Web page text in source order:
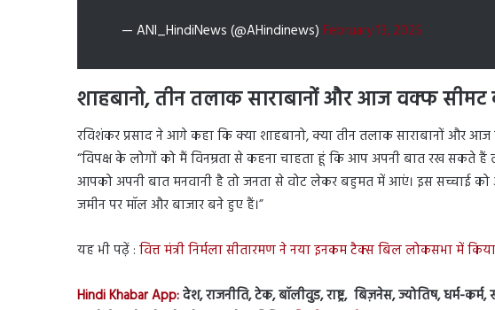
— ANI_HindiNews (@AHindinews) February 13, 2025
शाहबानो, तीन तलाक साराबानों और आज वक्फ
रविशंकर प्रसाद ने आगे कहा कि क्या शाहबानो, क्या तीन तलाक साराबानों
“विपक्ष के लोगों को मैं विनम्रता से कहना चाहता हूं कि आप अपनी बात रख सकते
आपको अपनी बात मनवानी है तो जनता से वोट लेकर बहुमत में आएं। इस सच्चाई
जमीन पर मॉल और बाजार बने हुए हैं।”
यह भी पढ़ें : वित्त मंत्री निर्मला सीतारमण ने नया इनकम टैक्स बिल लोकसभा में
Hindi Khabar App:देश, राजनीति, टेक, बॉलीवुड, राष्ट्र, बिज़नेस, ज्योतिष,